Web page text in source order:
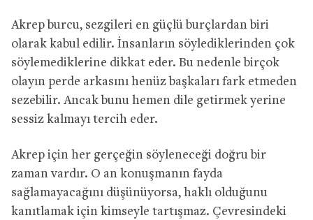
Akrep burcu, sezgileri en güçlü burçlardan biri
olarak kabul edilir. İnsanların söylediklerinden çok
söylemediklerine dikkat eder. Bu nedenle birçok
olayın perde arkasını henüz başkaları fark etmeden
sezebilir. Ancak bunu hemen dile getirmek yerine
sessiz kalmayı tercih eder.
Akrep için her gerçeğin söyleneceği doğru bir
zaman vardır. O an konuşmanın fayda
sağlamayacağını düşünüyorsa, haklı olduğunu
kanıtlamak için kimseyle tartışmaz. Çevresindeki